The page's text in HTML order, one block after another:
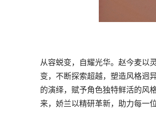
从容蜕变，自耀光华。赵今麦以
变，不断探索超越，塑造风格迥
的演绎，赋予角色独特鲜活的风
来，娇兰以精研革新，助力每一